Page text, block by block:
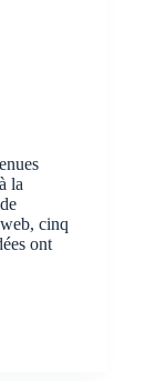
la
cinq
ont